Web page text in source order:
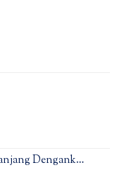
Dengank…